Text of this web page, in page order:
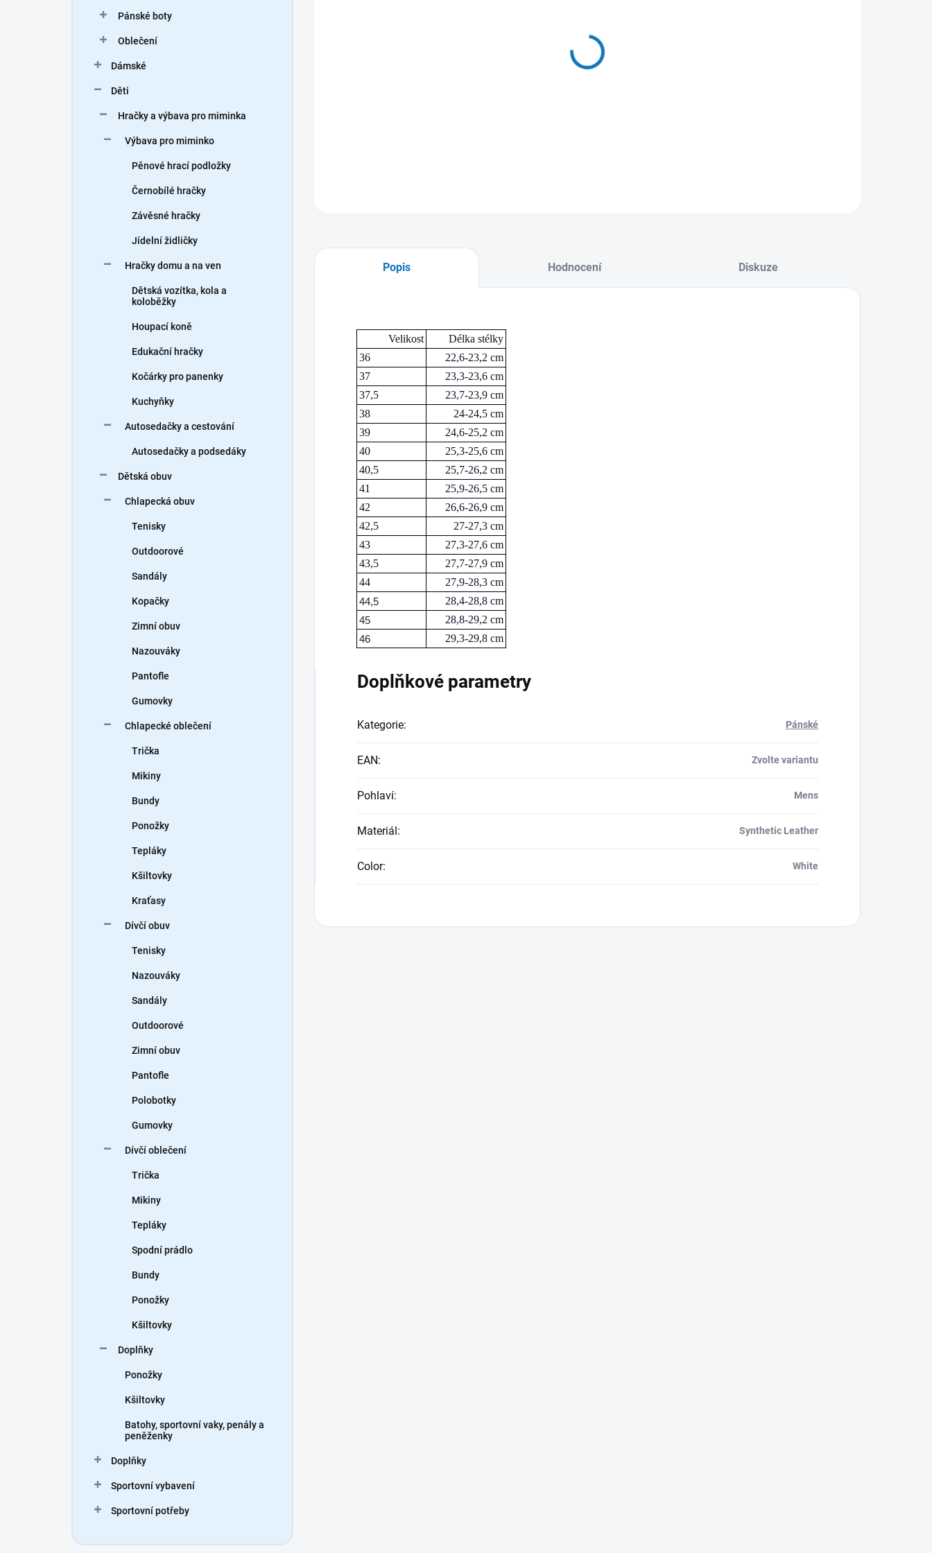
Pánské boty
Oblečení
Dámské
Děti
Hračky a výbava pro miminka
Výbava pro miminko
Pěnové hrací podložky
Černobílé hračky
Závěsné hračky
Jídelní židličky
Hračky domu a na ven
Dětská vozítka, kola a
koloběžky
Houpací koně
Edukační hračky
Kočárky pro panenky
Kuchyňky
Autosedačky a cestování
Autosedačky a podsedáky
Dětská obuv
Chlapecká obuv
Tenisky
Outdoorové
Sandály
Kopačky
Zimní obuv
Nazouváky
Pantofle
Gumovky
Chlapecké oblečení
Trička
Mikiny
Bundy
Ponožky
Tepláky
Kšiltovky
Kraťasy
Dívčí obuv
Tenisky
Nazouváky
Sandály
Outdoorové
Zimní obuv
Pantofle
Polobotky
Gumovky
Dívčí oblečení
Trička
Mikiny
Tepláky
Spodní prádlo
Bundy
Ponožky
Kšiltovky
Doplňky
Ponožky
Kšiltovky
Batohy, sportovní vaky, penály a
peněženky
Doplňky
Sportovní vybavení
Sportovní potřeby
ZVOLTE VARIANTU
Popis Hodnocení Diskuze
Velikost
Délka stélky
36
22,6-23,2 cm
37
23,3-23,6 cm
37,5
23,7-23,9 cm
38
24-24,5 cm
39
24,6-25,2 cm
40
25,3-25,6 cm
40,5
25,7-26,2 cm
41
25,9-26,5 cm
42
26,6-26,9 cm
42,5
27-27,3 cm
43
27,3-27,6 cm
43,5
27,7-27,9 cm
44
27,9-28,3 cm
44,5 28,4-28,8 cm
45 28,8-29,2 cm
46 29,3-29,8 cm
Doplňkové parametry
Kategorie: Pánské
EAN: Zvolte variantu
Pohlaví: Mens
Materiál: Synthetic Leather
Color: White